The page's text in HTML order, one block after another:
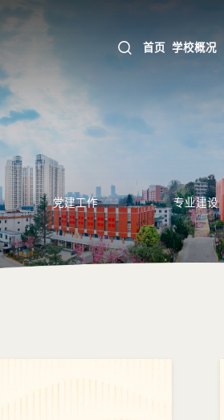
首页 学校概况
党建工作 专业建设